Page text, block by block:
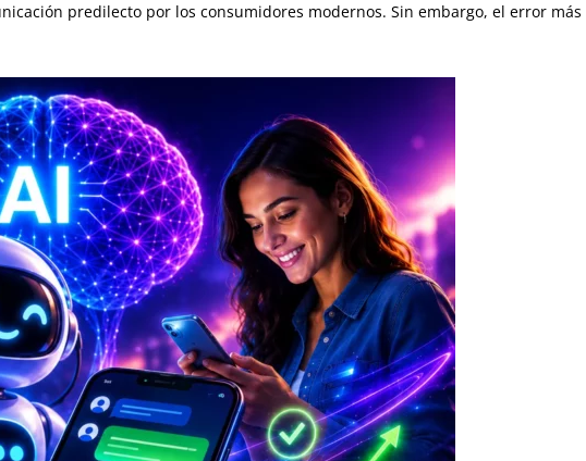
predilecto por los consumidores modernos. Sin embargo, el error